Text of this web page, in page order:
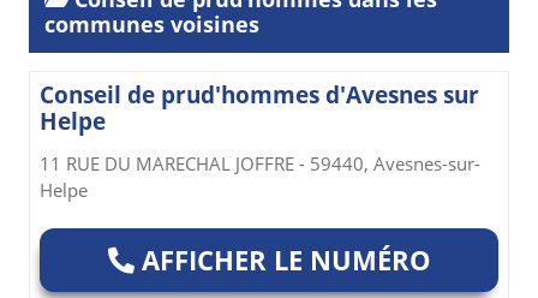
communes voisines
Conseil de prud'hommes d'Avesnes sur
Helpe
11 RUE DU MARECHAL JOFFRE - 59440, Avesnes-sur-
Helpe
AFFICHER LE NUMÉRO